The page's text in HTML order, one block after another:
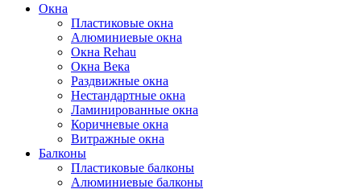
Окна
Пластиковые окна
Алюминиевые окна
Окна Rehau
Окна Века
Раздвижные окна
Нестандартные окна
Ламинированные окна
Коричневые окна
Витражные окна
Балконы
Пластиковые балконы
Алюминиевые балконы